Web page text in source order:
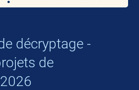
décryptage -
de